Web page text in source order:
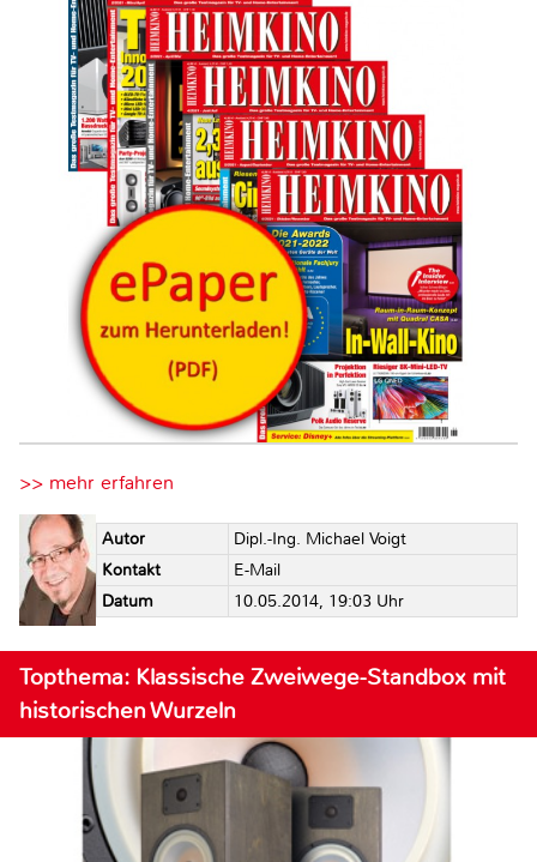
>> mehr erfahren
Autor
Dipl.-Ing. Michael Voigt
Kontakt
E-Mail
Datum
10.05.2014, 19:03 Uhr
Topthema: Klassische Zweiwege-Standbox mit
historischen Wurzeln